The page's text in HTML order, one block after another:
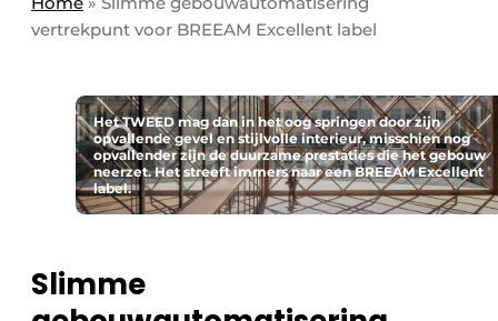
Evenement aanmelden
Meest gelezen
Nieuwsbrief
Podcasts
Vacatures
Panelgesprek
Solar
HVAC
vertrekpunt voor BREEAM Excellent label
Het TWEED mag dan in het oog springen door zijn
opvallende gevel en stijlvolle interieur, misschien nog
opvallender zijn de duurzame prestaties die het gebouw
neerzet. Het streeft immers naar een BREEAM Excellent
label.
Slimme